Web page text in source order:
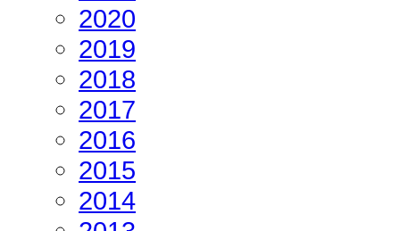
2020
2019
2018
2017
2016
2015
2014